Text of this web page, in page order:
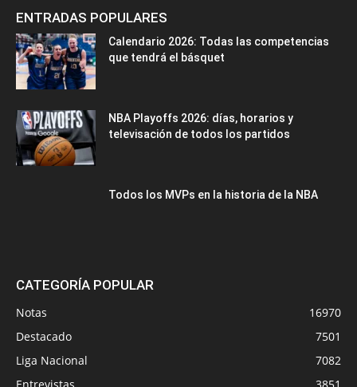
ENTRADAS POPULARES
Calendario 2026: Todas las competencias
que tendrá el básquet
NBA Playoffs 2026: días, horarios y
televisación de todos los partidos
Todos los MVPs en la historia de la NBA
CATEGORÍA POPULAR
Notas
16970
Destacado
7501
Liga Nacional
7082